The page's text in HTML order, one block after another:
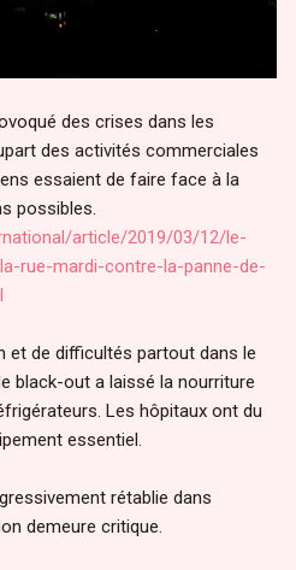
des crises dans les
des activités commerciales
essaient de faire face à la
possibles.
article/2019/03/12/le-
rue-mardi-contre-la-panne-de-
et de difficultés partout dans le
black-out a laissé la nourriture
Les hôpitaux ont du
essentiel.
rétablie dans
demeure critique.